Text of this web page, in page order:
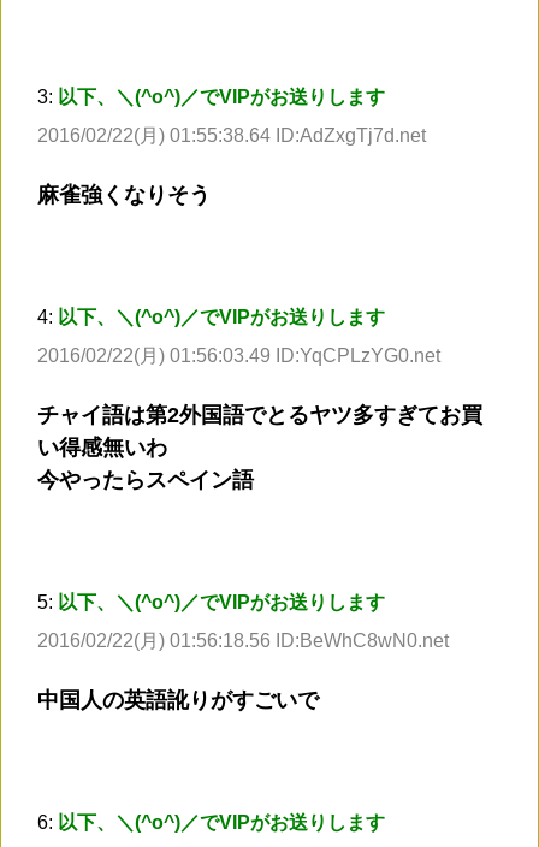
3: 以下、＼(^o^)／でVIPがお送りします
2016/02/22(月) 01:55:38.64 ID:AdZxgTj7d.net
麻雀強くなりそう
4: 以下、＼(^o^)／でVIPがお送りします
2016/02/22(月) 01:56:03.49 ID:YqCPLzYG0.net
チャイ語は第2外国語でとるヤツ多すぎてお買
い得感無いわ
今やったらスペイン語
5: 以下、＼(^o^)／でVIPがお送りします
2016/02/22(月) 01:56:18.56 ID:BeWhC8wN0.net
中国人の英語訛りがすごいで
6: 以下、＼(^o^)／でVIPがお送りします